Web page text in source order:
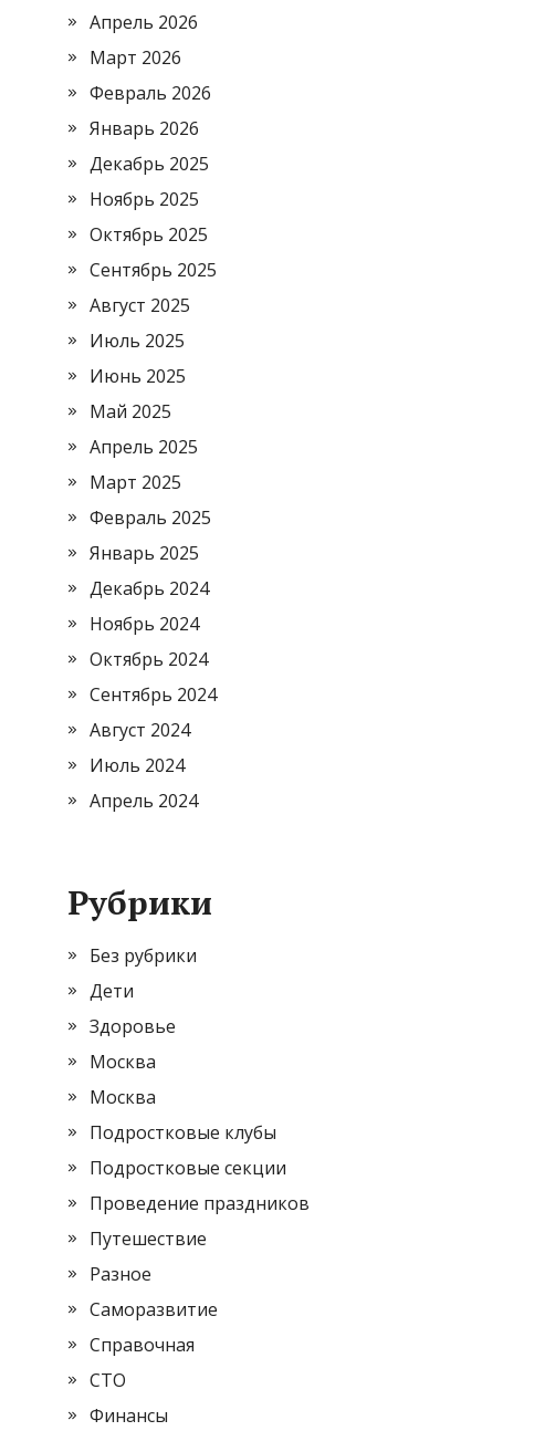
Апрель 2026
Март 2026
Февраль 2026
Январь 2026
Декабрь 2025
Ноябрь 2025
Октябрь 2025
Сентябрь 2025
Август 2025
Июль 2025
Июнь 2025
Май 2025
Апрель 2025
Март 2025
Февраль 2025
Январь 2025
Декабрь 2024
Ноябрь 2024
Октябрь 2024
Сентябрь 2024
Август 2024
Июль 2024
Апрель 2024
Рубрики
Без рубрики
Дети
Здоровье
Москва
Москва
Подростковые клубы
Подростковые секции
Проведение праздников
Путешествие
Разное
Саморазвитие
Справочная
СТО
Финансы